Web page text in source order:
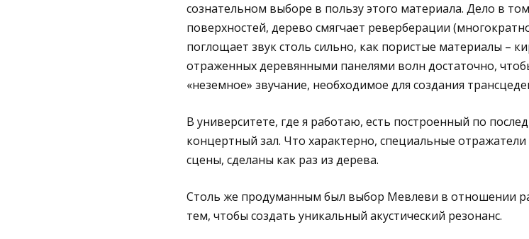
сознательном выборе в пользу этого материала. Дело в
поверхностей, дерево смягчает реверберации
поглощает звук столь сильно, как пористые материалы –
отраженных деревянными панелями волн достаточно,
«неземное» звучание, необходимое для создания
В университете, где я работаю, есть построенный по
концертный зал. Что характерно, специальные
сцены, сделаны как раз из дерева.
Столь же продуманным был выбор Мевлеви в отношении
тем, чтобы создать уникальный акустический резонанс.